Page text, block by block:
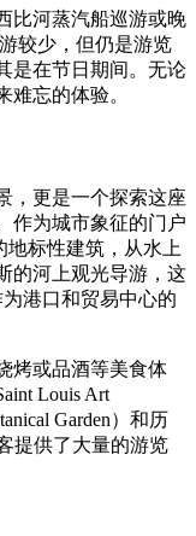
比河蒸汽船巡游或晚
较少，但仍是游览
是在节日期间。无论
难忘的体验。
，更是一个探索这座
作为城市象征的门户
地标性建筑，从水上
的河上观光导游，这
港口和贸易中心的
烤或品酒等美食体
Louis Art
Garden）和历
提供了大量的游览